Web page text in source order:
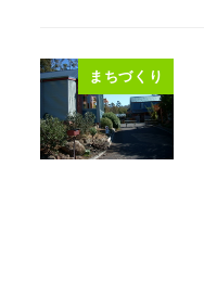
まちづくり